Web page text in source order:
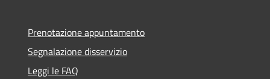
Prenotazione appuntamento
Segnalazione disservizio
Leggi le FAQ